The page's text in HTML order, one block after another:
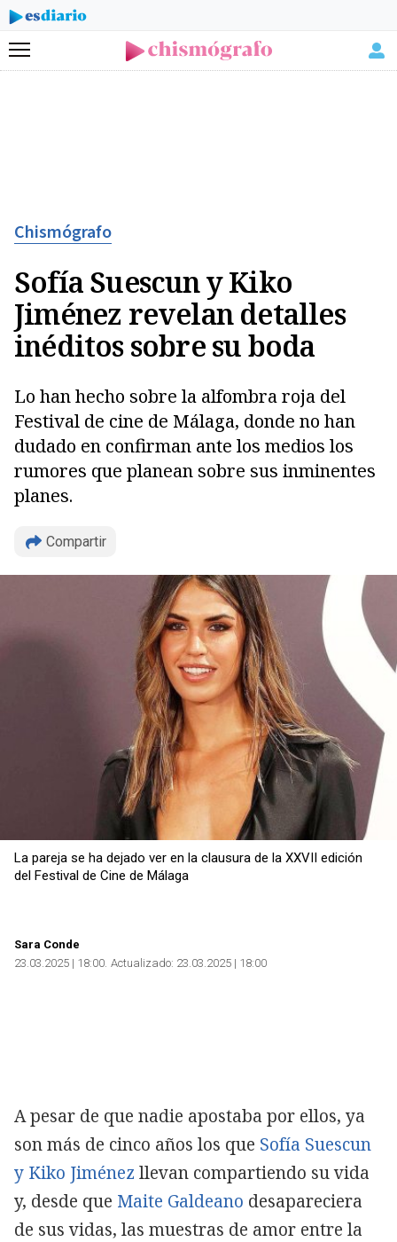
Menú
Chismógrafo
Sofía Suescun y Kiko
Jiménez revelan detalles
inéditos sobre su boda
Lo han hecho sobre la alfombra roja del
Festival de cine de Málaga, donde no han
dudado en confirman ante los medios los
rumores que planean sobre sus inminentes
planes.
Compartir
Copiar
La pareja se ha dejado ver en la clausura de la XXVII edición
del Festival de Cine de Málaga
Sara Conde
23.03.2025 | 18:00 Actualizado: 23.03.2025 | 18:00
A pesar de que nadie apostaba por ellos, ya
son más de cinco años los que Sofía Suescun
y Kiko Jiménez llevan compartiendo su vida
y, desde que Maite Galdeano desapareciera
de sus vidas, las muestras de amor entre la